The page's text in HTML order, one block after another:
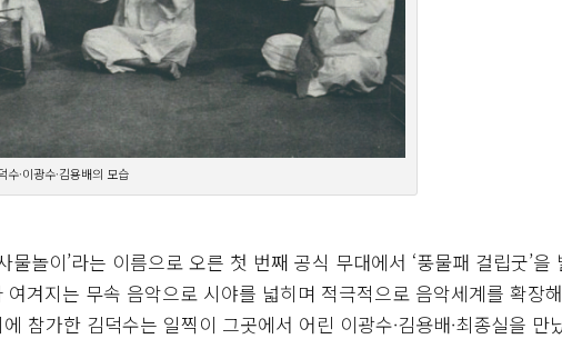
수·이광수·김용배의 모습
물놀이’라는 이름으로 오른 첫 번째 공식 무대에서 ‘풍물패 걸립굿’을
여겨지는 무속 음악으로 시야를 넓히며 적극적으로 음악세계를 확장
참가한 김덕수는 일찍이 그곳에서 어린 이광수·김용배·최종실을 만